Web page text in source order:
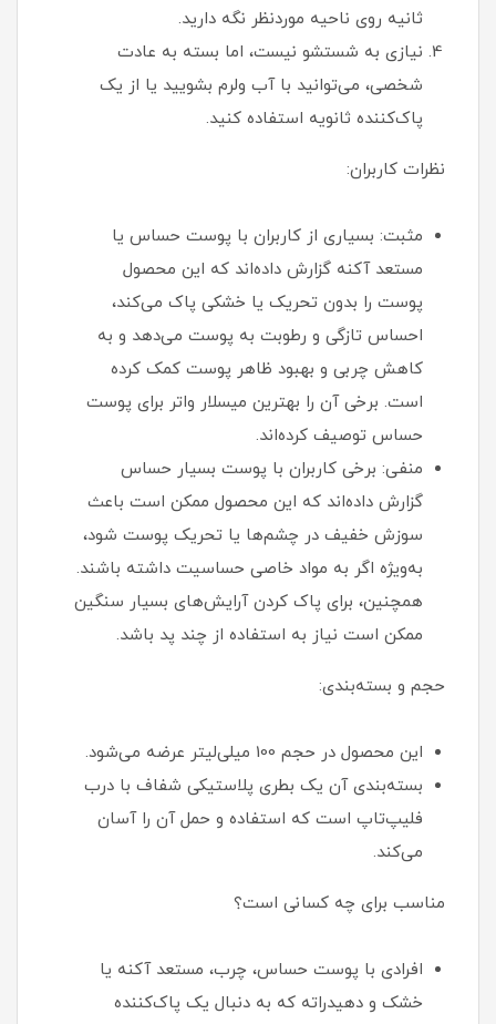
ثانیه روی ناحیه موردنظر نگه دارید.
نیازی به شستشو نیست، اما بسته به عادت
شخصی، می‌توانید با آب ولرم بشویید یا از یک
پاک‌کننده ثانویه استفاده کنید.
نظرات کاربران:
مثبت: بسیاری از کاربران با پوست حساس یا
مستعد آکنه گزارش داده‌اند که این محصول
پوست را بدون تحریک یا خشکی پاک می‌کند،
احساس تازگی و رطوبت به پوست می‌دهد و به
کاهش چربی و بهبود ظاهر پوست کمک کرده
است. برخی آن را بهترین میسلار واتر برای پوست
حساس توصیف کرده‌اند.
منفی: برخی کاربران با پوست بسیار حساس
گزارش داده‌اند که این محصول ممکن است باعث
سوزش خفیف در چشم‌ها یا تحریک پوست شود،
به‌ویژه اگر به مواد خاصی حساسیت داشته باشند.
همچنین، برای پاک کردن آرایش‌های بسیار سنگین
ممکن است نیاز به استفاده از چند پد باشد.
حجم و بسته‌بندی:
این محصول در حجم 100 میلی‌لیتر عرضه می‌شود.
بسته‌بندی آن یک بطری پلاستیکی شفاف با درب
فلیپ‌تاپ است که استفاده و حمل آن را آسان
می‌کند.
مناسب برای چه کسانی است؟
افرادی با پوست حساس، چرب، مستعد آکنه یا
خشک و دهیدراته که به دنبال یک پاک‌کننده